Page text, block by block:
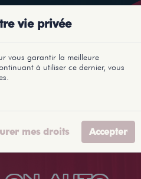
vie privée
vous garantir la meilleure
à utiliser ce dernier, vous
mes droits Accepter